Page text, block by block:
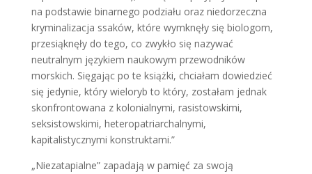
na podstawie binarnego podziału oraz niedorzeczna
kryminalizacja ssaków, które wymknęły się biologom,
przesiąknęły do tego, co zwykło się nazywać
neutralnym językiem naukowym przewodników
morskich. Sięgając po te książki, chciałam dowiedzieć
się jedynie, który wieloryb to który, zostałam jednak
skonfrontowana z kolonialnymi, rasistowskimi,
seksistowskimi, heteropatriarchalnymi,
kapitalistycznymi konstruktami.”
„Niezatapialne” zapadają w pamięć za swoją